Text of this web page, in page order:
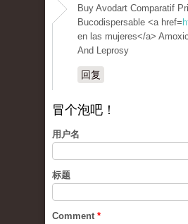
Buy Avodart Comparatif
Bucodispersable <a href=
en las mujeres</a>
And Leprosy
回复
冒个泡吧！
用户名
标题
Comment *